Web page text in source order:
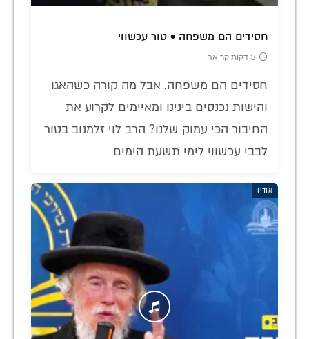
חסידים הם משפחה • טור עכשווי
3 דקות קריאה
חסידים הם משפחה. אבל מה קורה כשהאגו
והישות נכנסים בינינו ומאיימים לקרוע את
החיבור הכי עמוק שלנו? הרב לוי זלמנוב בטור
לבבי עכשווי לימי תשעת הימים
אודיו